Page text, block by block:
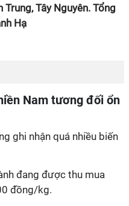
Tây Nguyên. Tổng
Hạ
Nam tương đối ổn
ghi nhận quá nhiều biến
đang được thu mua
đồng/kg.